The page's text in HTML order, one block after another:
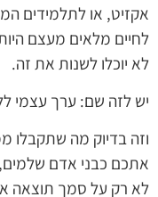
או לתלמידים
מלאים מעצם היותנו
יוכלו לשנות את זה.
לזה שם: ערך עצמי
בדיוק מה שתקבלו
כבני אדם שלמים,
רק על סמך תוצאה או